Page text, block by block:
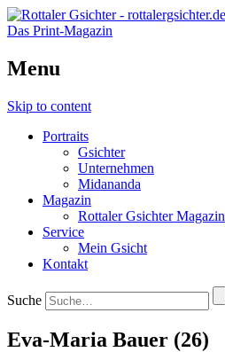
Das Print-Magazin
Menu
Skip to content
Portraits
Gsichter
Unternehmen
Midananda
Magazin
Rottaler Gsichter Magazin
Service
Mein Gsicht
Kontakt
Suche
Eva-Maria Bauer (26)